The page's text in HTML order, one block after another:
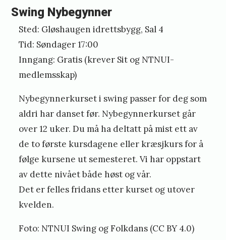
e
Swing Nybegynner
Sted: Gløshaugen idrettsbygg, Sal 4
Tid: Søndager 17:00
Inngang: Gratis (krever Sit og NTNUI-
medlemsskap)
Nybegynnerkurset i swing passer for deg som
aldri har danset før. Nybegynnerkurset går
over 12 uker. Du må ha deltatt på mist ett av
de to første kursdagene eller kræsjkurs for å
følge kursene ut semesteret. Vi har oppstart
av dette nivået både høst og vår.
Det er felles fridans etter kurset og utover
kvelden.
Foto: NTNUI Swing og Folkdans (CC BY 4.0)